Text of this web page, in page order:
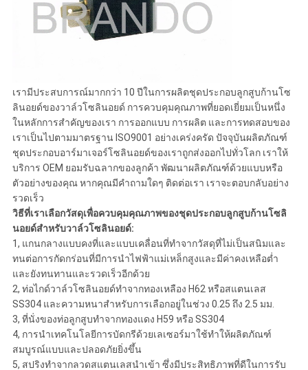
เรามีประสบการณ์มากกว่า 10 ปีในการผลิตชุดประกอบลูกสูบก้านโซ
ลินอยด์ของวาล์วโซลินอยด์ การควบคุมคุณภาพที่ยอดเยี่ยมเป็นหนึ่ง
ในหลักการสำคัญของเรา การออกแบบ การผลิต และการทดสอบของ
เราเป็นไปตามมาตรฐาน ISO9001 อย่างเคร่งครัด ปัจจุบันผลิตภัณฑ์
ชุดประกอบอาร์มาเจอร์โซลินอยด์ของเราถูกส่งออกไปทั่วโลก เราให้
บริการ OEM ยอมรับฉลากของลูกค้า พัฒนาผลิตภัณฑ์ด้วยแบบหรือ
ตัวอย่างของคุณ หากคุณมีคำถามใดๆ ติดต่อเรา เราจะตอบกลับอย่าง
รวดเร็ว
วิธีที่เราเลือกวัสดุเพื่อควบคุมคุณภาพของชุดประกอบลูกสูบก้านโซลิ
นอยด์สำหรับวาล์วโซลินอยด์:
1, แกนกลางแบบคงที่และแบบเคลื่อนที่ทำจากวัสดุที่ไม่เป็นสนิมและ
ทนต่อการกัดกร่อนที่มีการนำไฟฟ้าแม่เหล็กสูงและมีค่าคงเหลือต่ำ
และยังทนทานและรวดเร็วอีกด้วย
2, ท่อไกด์วาล์วโซลินอยด์ทำจากทองเหลือง H62 หรือสแตนเลส
SS304 และความหนาสำหรับการเลือกอยู่ในช่วง 0.25 ถึง 2.5 มม.
3, ที่นั่งของท่อลูกสูบทำจากทองแดง H59 หรือ SS304
4, การนำเทคโนโลยีการบัดกรีด้วยเลเซอร์มาใช้ทำให้ผลิตภัณฑ์
สมบูรณ์แบบและปลอดภัยยิ่งขึ้น
5, สปริงทำจากลวดสแตนเลสนำเข้า ซึ่งมีประสิทธิภาพที่ดีในการรับ